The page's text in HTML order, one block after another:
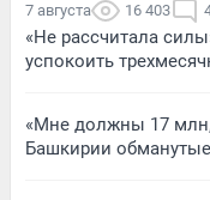
7 августа 16 403
«Не рассчитала
успокоить
«Мне должны 17 млн,
Башкирии